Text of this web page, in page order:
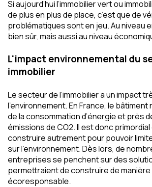
Si aujourd’hui l’immobilier vert ou
de plus en plus de place, c’est que de
problématiques sont en jeu. Au niveau
bien sûr, mais aussi au niveau
L'impact environnemental du
immobilier
Le secteur de l’immobilier a un impact
l’environnement. En France, le
de la consommation d’énergie et près
émissions de CO2. Il est donc primordial
construire autrement pour pouvoir
sur l’environnement. Dès lors, de
entreprises se penchent sur des
permettraient de construire de manière
écoresponsable.